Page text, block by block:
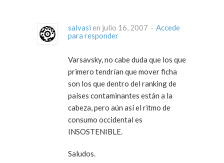
salvasi en julio 16, 2007 · Accede
para responder
Varsavsky, no cabe duda que los que
primero tendrían que mover ficha
son los que dentro del ranking de
países contaminantes están a la
cabeza, pero aún así el ritmo de
consumo occidental es
INSOSTENIBLE.
Saludos.